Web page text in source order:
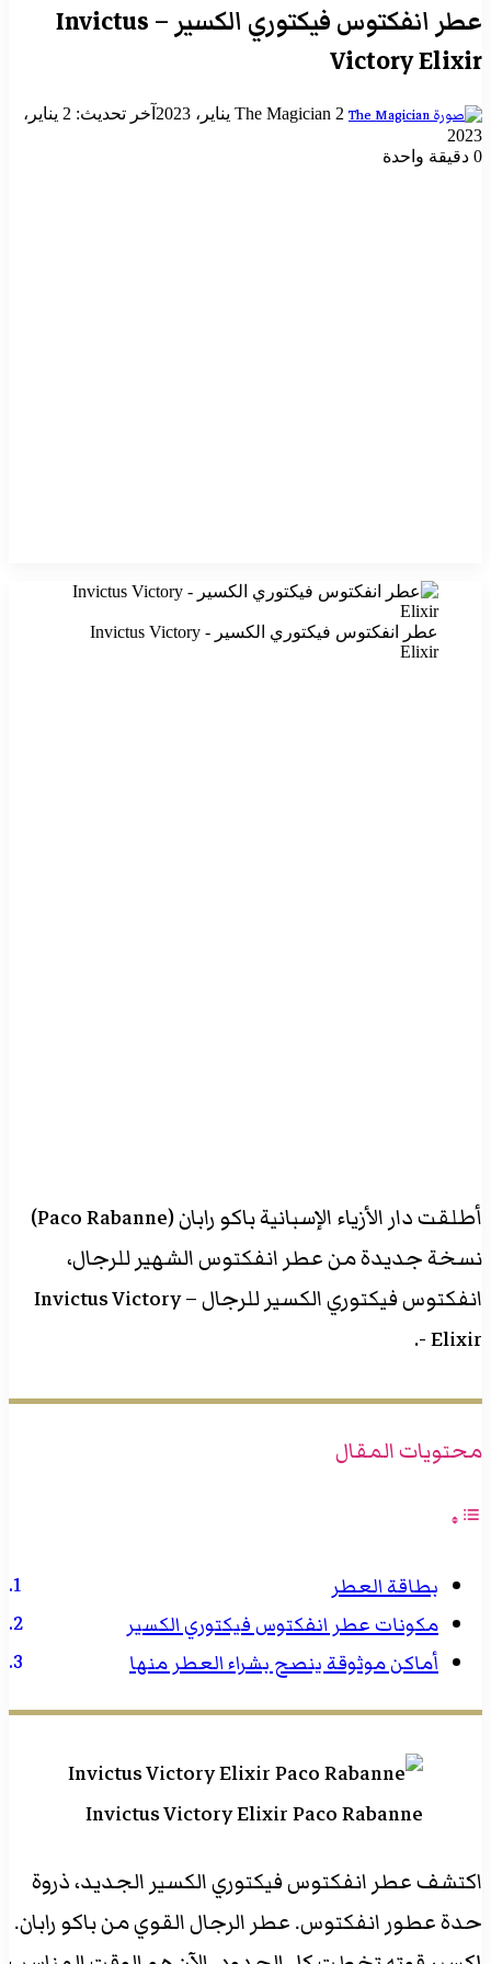
عطر انفكتوس فيكتوري الكسير – Invictus
Victory Elixir
The Magician
أرسل 2 يناير، 2023
آخر تحديث: 2 يناير،
2023
0 دقيقة واحدة
عطر انفكتوس فيكتوري الكسير - Invictus Victory
Elixir
أطلقت دار الأزياء الإسبانية باكو رابان (Paco Rabanne)
نسخة جديدة من عطر انفكتوس الشهير للرجال،
انفكتوس فيكتوري الكسير للرجال – Invictus Victory
Elixir -.
محتويات المقال
بطاقة العطر
مكونات عطر انفكتوس فيكتوري الكسير
أماكن موثوقة ينصح بشراء العطر منها
Invictus Victory Elixir Paco Rabanne
اكتشف عطر انفكتوس فيكتوري الكسير الجديد، ذروة
حدة عطور انفكتوس. عطر الرجال القوي من باكو رابان.